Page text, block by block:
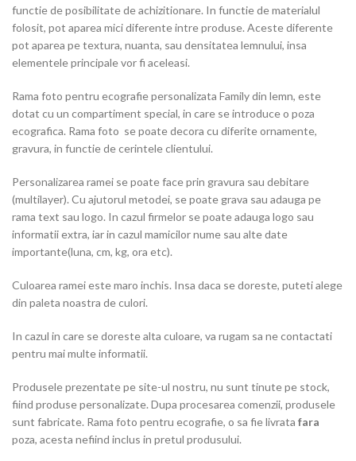
functie de posibilitate de achizitionare. In functie de materialul
folosit, pot aparea mici diferente intre produse. Aceste diferente
pot aparea pe textura, nuanta, sau densitatea lemnului, insa
elementele principale vor fi aceleasi.
Rama foto pentru ecografie personalizata Family din lemn, este
dotat cu un compartiment special, in care se introduce o poza
ecografica. Rama foto se poate decora cu diferite ornamente,
gravura, in functie de cerintele clientului.
Personalizarea ramei se poate face prin gravura sau debitare
(multilayer). Cu ajutorul metodei, se poate grava sau adauga pe
rama text sau logo. In cazul firmelor se poate adauga logo sau
informatii extra, iar in cazul mamicilor nume sau alte date
importante(luna, cm, kg, ora etc).
Culoarea ramei este maro inchis. Insa daca se doreste, puteti alege
din paleta noastra de culori.
In cazul in care se doreste alta culoare, va rugam sa ne contactati
pentru mai multe informatii.
Produsele prezentate pe site-ul nostru, nu sunt tinute pe stock,
fiind produse personalizate. Dupa procesarea comenzii, produsele
sunt fabricate. Rama foto pentru ecografie, o sa fie livrata fara
poza, acesta nefiind inclus in pretul produsului.